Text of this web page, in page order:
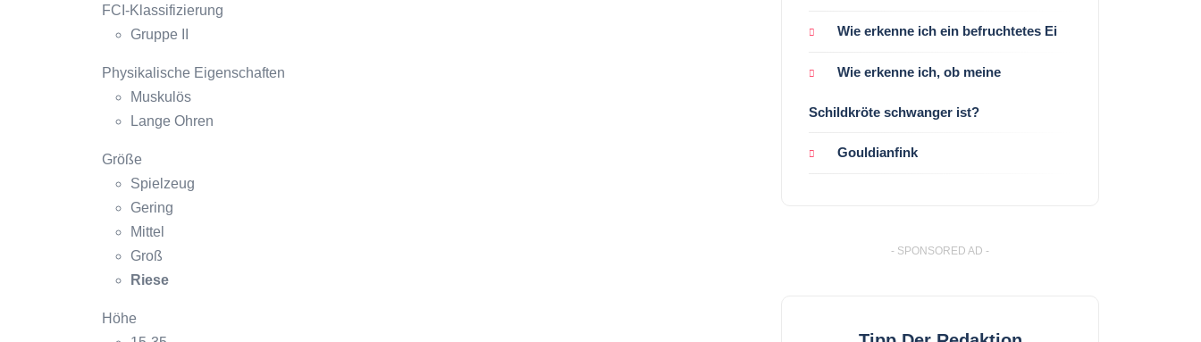
FCI-Klassifizierung
Gruppe II
Physikalische Eigenschaften
Muskulös
Lange Ohren
Größe
Spielzeug
Gering
Mittel
Groß
Riese
Höhe
Wie erkenne ich ein befruchtetes Ei
Wie erkenne ich, ob meine
Schildkröte schwanger ist?
Gouldianfink
- SPONSORED AD -